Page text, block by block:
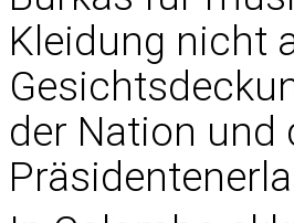
Kleidung nicht
der Nation und